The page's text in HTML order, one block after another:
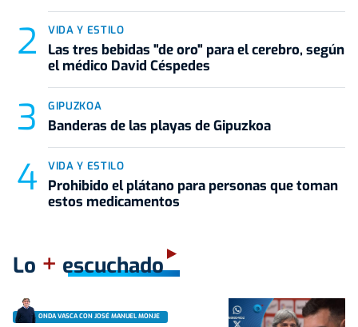
VIDA Y ESTILO
Las tres bebidas "de oro" para el cerebro, según
el médico David Céspedes
GIPUZKOA
Banderas de las playas de Gipuzkoa
VIDA Y ESTILO
Prohibido el plátano para personas que toman
estos medicamentos
Lo + escuchado
ONDA VASCA CON JOSÉ MANUEL MONJE